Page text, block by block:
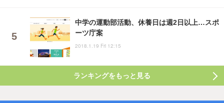
中学の運動部活動、休養日は週2日以上…スポ
ーツ庁案
2018.1.19 Fri 12:15
ランキングをもっと見る